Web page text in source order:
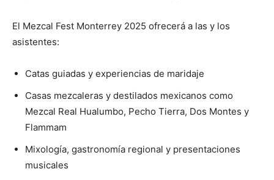
El Mezcal Fest Monterrey 2025 ofrecerá a las y los
asistentes:
Catas guiadas y experiencias de maridaje
Casas mezcaleras y destilados mexicanos como
Mezcal Real Hualumbo, Pecho Tierra, Dos Montes y
Flammam
Mixología, gastronomía regional y presentaciones
musicales